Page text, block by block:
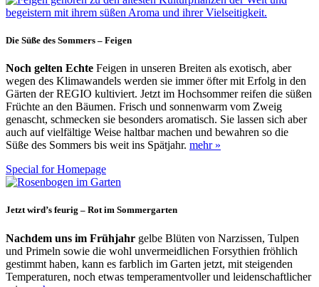
Die Süße des Sommers – Feigen
Noch gelten Echte Feigen in unseren Breiten als exotisch, aber
wegen des Klimawandels werden sie immer öfter mit Erfolg in den
Gärten der REGIO kultiviert. Jetzt im Hochsommer reifen die süßen
Früchte an den Bäumen. Frisch und sonnenwarm vom Zweig
genascht, schmecken sie besonders aromatisch. Sie lassen sich aber
auch auf vielfältige Weise haltbar machen und bewahren so die
Süße des Sommers bis weit ins Spätjahr. mehr »
Special for Homepage
Jetzt wird’s feurig – Rot im Sommergarten
Nachdem uns im Frühjahr gelbe Blüten von Narzissen, Tulpen
und Primeln sowie die wohl unvermeidlichen Forsythien ­fröhlich
gestimmt haben, kann es farblich im Garten jetzt, mit steigenden
Temperaturen, noch etwas temperamentvoller und leidenschaftlicher